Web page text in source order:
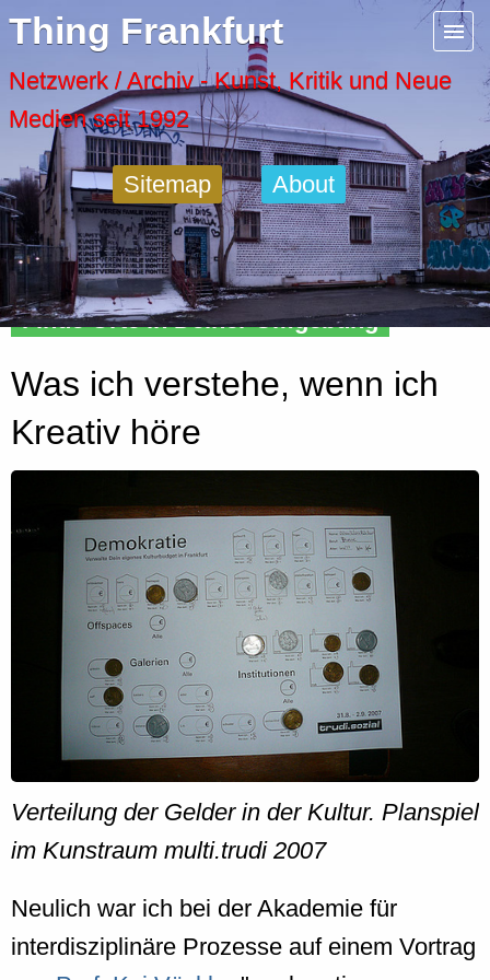
Thing Frankfurt
Netzwerk / Archiv - Kunst, Kritik und Neue
Medien seit 1992
Sitemap About
Finde Orte in Deiner Umgebung
Was ich verstehe, wenn ich
Kreativ höre
Verteilung der Gelder in der Kultur. Planspiel
im Kunstraum multi.trudi 2007
Neulich war ich bei der Akademie für
interdisziplinäre Prozesse auf einem Vortrag
Menu
Artspaces
Cool Places
Frankfurt Diary
Activity
Recent Posts
Home